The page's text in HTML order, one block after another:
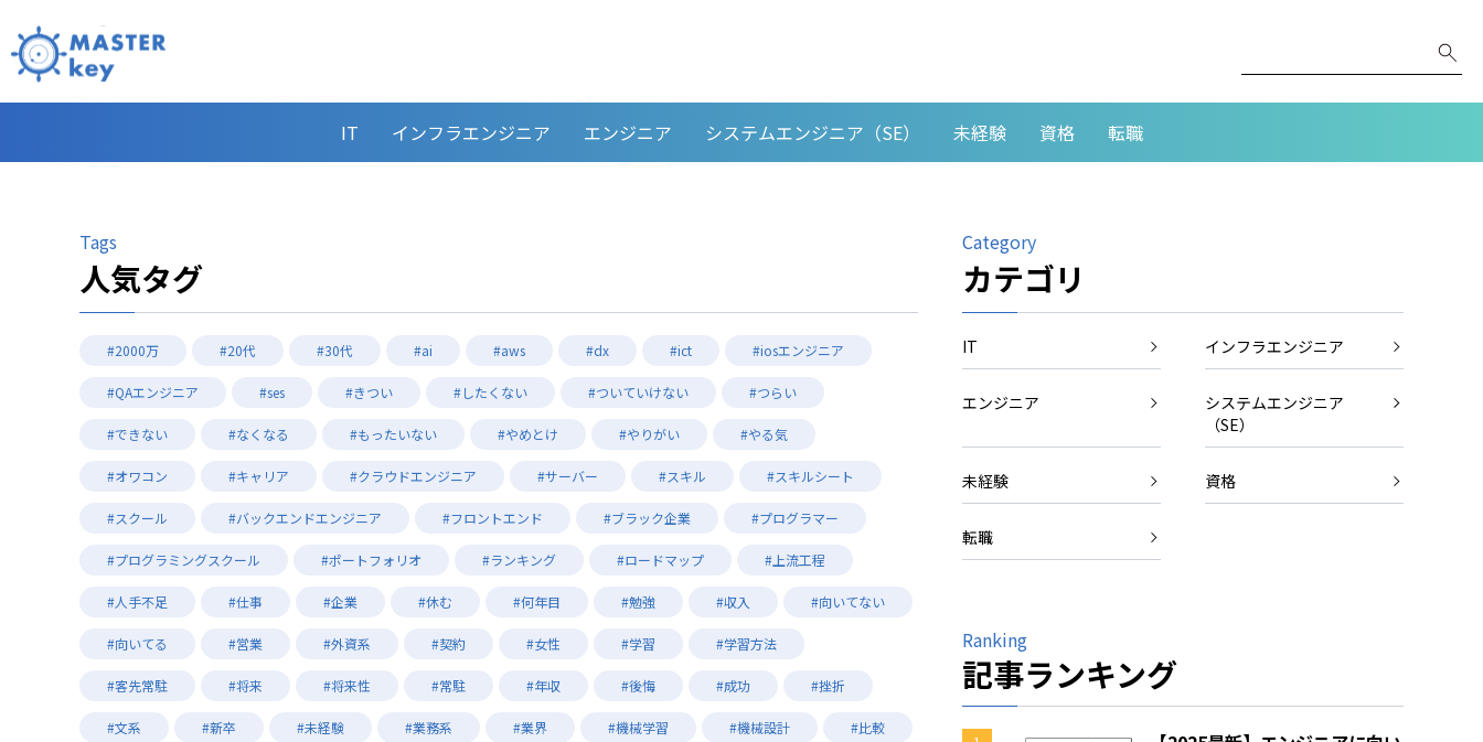
IT インフラエンジニア エンジニア システムエンジニア（SE） 未経験 資格 転職
Tags
人気タグ
#2000万 #20代 #30代 #ai #aws #dx #ict #iosエンジニア
#QAエンジニア #ses #きつい #したくない #ついていけない #つらい
#できない #なくなる #もったいない #やめとけ #やりがい #やる気
#オワコン #キャリア #クラウドエンジニア #サーバー #スキル #スキルシート
#スクール #バックエンドエンジニア #フロントエンド #ブラック企業 #プログラマー
#プログラミングスクール #ポートフォリオ #ランキング #ロードマップ #上流工程
#人手不足 #仕事 #企業 #休む #何年目 #勉強 #収入 #向いてない
#向いてる #営業 #外資系 #契約 #女性 #学習 #学習方法
#客先常駐 #将来 #将来性 #常駐 #年収 #後悔 #成功 #挫折
#文系 #新卒 #未経験 #業務系 #業界 #機械学習 #機械設計 #比較
Category
カテゴリ
IT インフラエンジニア
エンジニア
システムエンジニア
（SE）
未経験 資格
転職
Ranking
記事ランキング